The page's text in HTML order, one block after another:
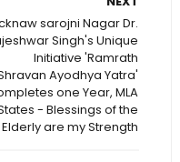
sarojni Nagar Dr.
Singh's Unique
Initiative 'Ramrath
Ayodhya Yatra'
one Year, MLA
- Blessings of the
Elderly are my Strength